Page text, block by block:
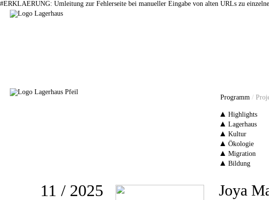
11 / 2025
Programm /
Highlights
Lagerhaus
Kultur
Ökologie
Migration
Bildung
#ERKLAERUNG: Umleitung zur Fehlerseite bei manueller Eingabe von alten URLs zu
Joya